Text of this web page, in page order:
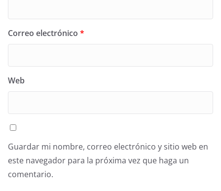
Correo electrónico *
Web
Guardar mi nombre, correo electrónico y sitio web en
este navegador para la próxima vez que haga un
comentario.